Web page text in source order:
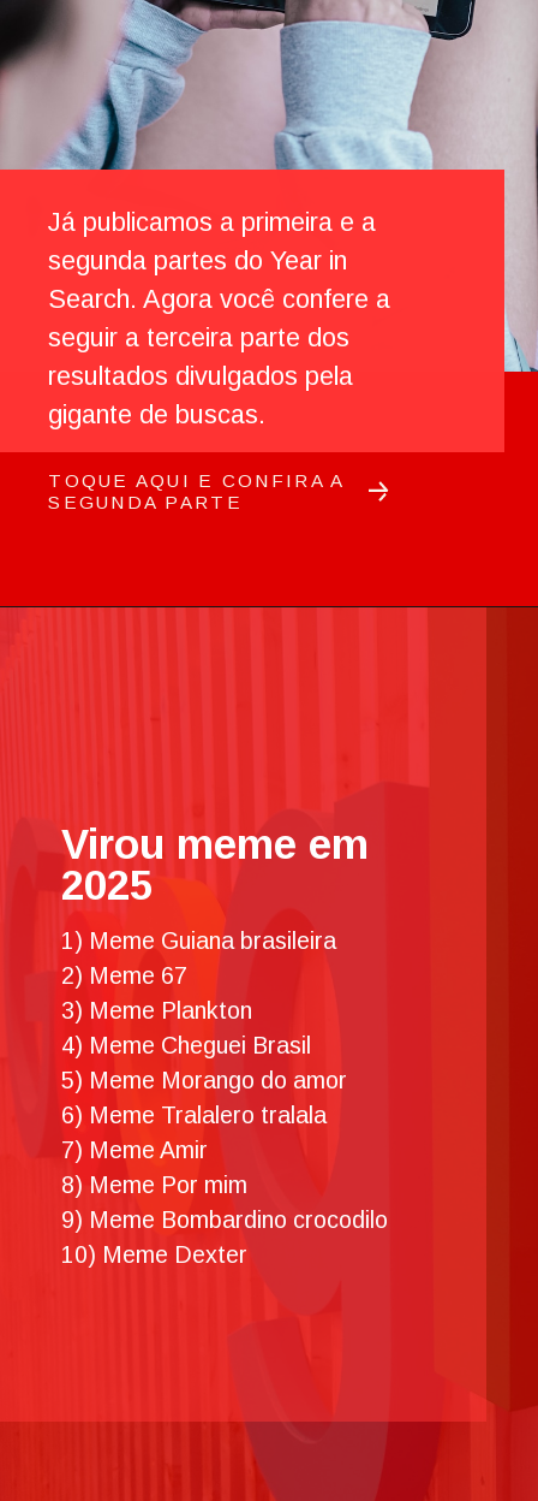
Já publicamos a primeira e a
segunda partes do Year in
Search. Agora você confere a
seguir a terceira parte dos
resultados divulgados pela
gigante de buscas.
TOQUE AQUI E CONFIRA A
SEGUNDA PARTE
Virou meme em
2025
1) Meme Guiana brasileira
2) Meme 67
3) Meme Plankton
4) Meme Cheguei Brasil
5) Meme Morango do amor
6) Meme Tralalero tralala
7) Meme Amir
8) Meme Por mim
9) Meme Bombardino crocodilo
10) Meme Dexter